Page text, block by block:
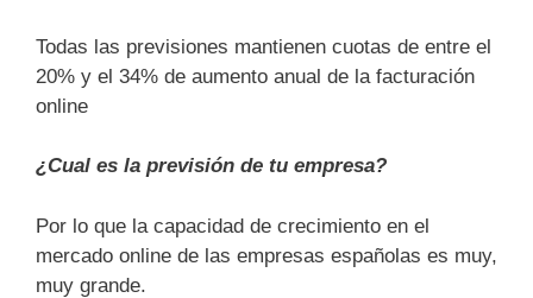
Todas las previsiones mantienen cuotas de entre el
20% y el 34% de aumento anual de la facturación
online
¿Cual es la previsión de tu empresa?
Por lo que la capacidad de crecimiento en el
mercado online de las empresas españolas es muy,
muy grande.